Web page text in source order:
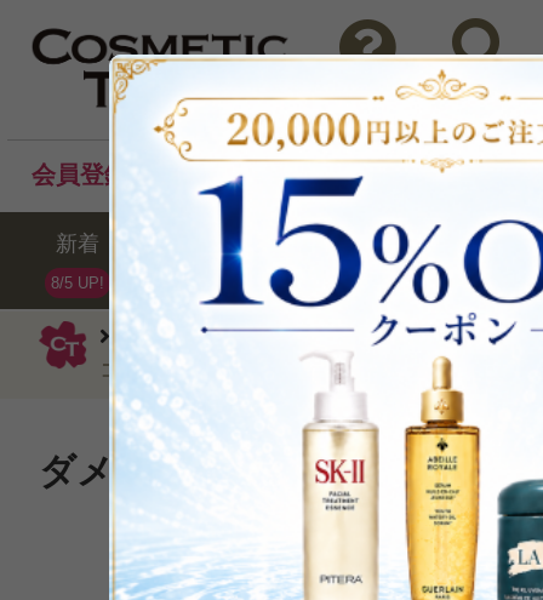
オラプレックス 洗い流すタイプ
コンディショナー1000ml（サロンサイズ）
問い合わせ 検索
会員登録後のお買い物でポイントプレゼント！
新着
8/5 UP!
セール ランキング ブ
ダメージ補修力。毛髪耐力。
えるコンディショ
P可